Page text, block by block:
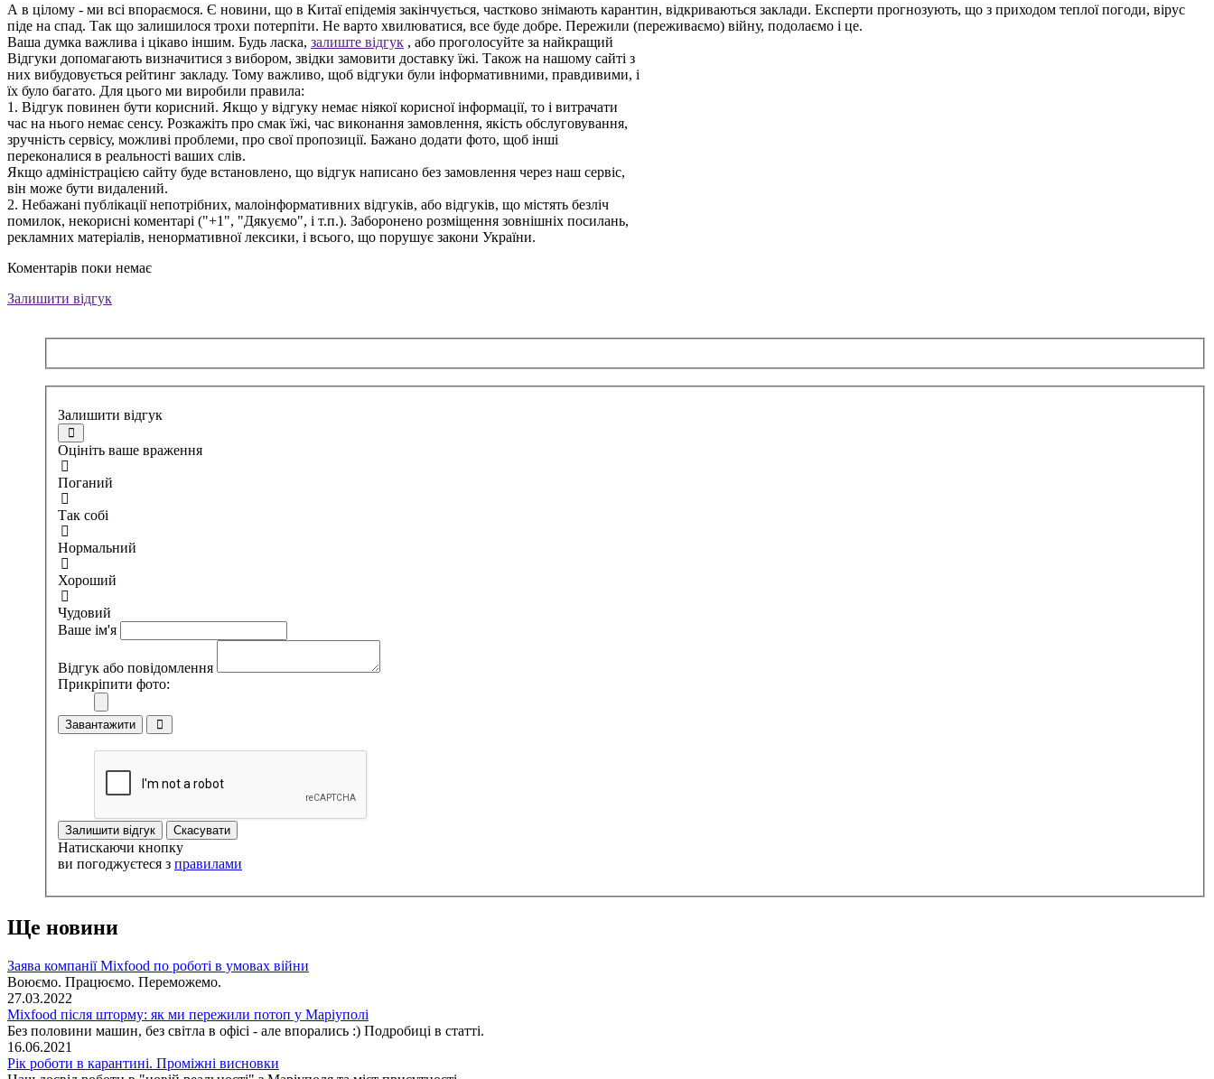
А в цілому - ми всі впораємося. Є новини, що в Китаї епідемія закінчується, частково знімають карантин, відкриваються заклади. Експерти прогнозують, що з приходом теплої погоди, вірус
піде на спад. Так що залишилося трохи потерпіти. Не варто хвилюватися, все буде добре. Пережили (переживаємо) війну, подолаємо і це.
Ваша думка важлива і цікаво іншим. Будь ласка, залиште відгук , або проголосуйте за найкращий
Відгуки допомагають визначитися з вибором, звідки замовити доставку їжі. Також на нашому сайті з
них вибудовується рейтинг закладу. Тому важливо, щоб відгуки були інформативними, правдивими, і
їх було багато. Для цього ми виробили правила:
1. Відгук повинен бути корисний. Якщо у відгуку немає ніякої корисної інформації, то і витрачати
час на нього немає сенсу. Розкажіть про смак їжі, час виконання замовлення, якість обслуговування,
зручність сервісу, можливі проблеми, про свої пропозиції. Бажано додати фото, щоб інші
переконалися в реальності ваших слів.
Якщо адміністрацією сайту буде встановлено, що відгук написано без замовлення через наш сервіс,
він може бути видалений.
2. Небажані публікації непотрібних, малоінформативних відгуків, або відгуків, що містять безліч
помилок, некорисні коментарі ("+1", "Дякуємо", і т.п.). Заборонено розміщення зовнішніх посилань,
рекламних матеріалів, ненормативної лексики, і всього, що порушує закони України.
Коментарів поки немає
Залишити відгук
Залишити відгук
Оцініть ваше враження
Поганий
Так собі
Нормальний
Хороший
Чудовий
Ваше ім'я
Відгук або повідомлення
Прикріпити фото:
Завантажити
Залишити відгук Скасувати
Натискаючи кнопку
ви погоджуєтеся з правилами
Ще новини
Заява компанії Mixfood по роботі в умовах війни
Воюємо. Працюємо. Переможемо.
27.03.2022
Mixfood після шторму: як ми пережили потоп у Маріуполі
Без половини машин, без світла в офісі - але впорались :) Подробиці в статті.
16.06.2021
Рік роботи в карантині. Проміжні висновки